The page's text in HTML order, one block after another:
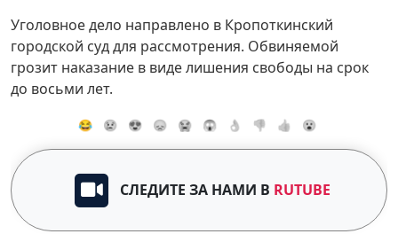
Уголовное дело направлено в Кропоткинский
городской суд для рассмотрения. Обвиняемой
грозит наказание в виде лишения свободы на срок
до восьми лет.
😂 😢 😍 😞 😭 😱 👌 👎 👍 😮
СЛЕДИТЕ ЗА НАМИ В RUTUBE